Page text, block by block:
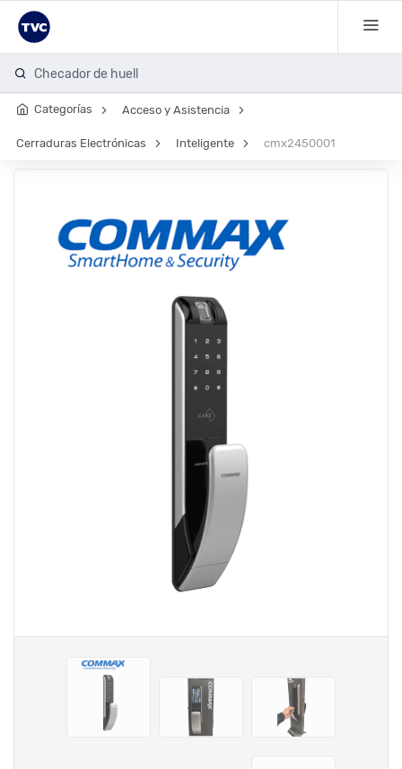
Checador de huella
Categorías Acceso y Asistencia
Cerraduras Electrónicas Inteligente cmx2450001